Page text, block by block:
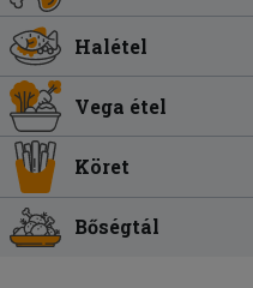
Halétel
Vega étel
Köret
Bőségtál